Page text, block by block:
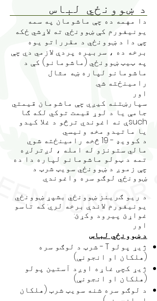
د ښوونځي لباس
دا مهمه ده چې ماشومان په سمه
یونیفورم کې ښوونځي ته لاړشي ځکه
چې دا د ښوونځي د مقرراتو یوه
برخه ده ، سربیره پردې لازمي دي چې
په ټیټ ښوونځي (ماشومانو) کې د
ماشومانو لپاره ښه مثال
رامینځته شي.
اور
سپارښتنه کیږي چې ماشومان قیمتي
جامې یا د لوړ قیمت توکي لکه ګا
suchې نه اغوندي ترڅو د غلا کیدو
یا ماتیدو مخه ونیسي.
د کوویډ - 19 څخه رامینځته شوي
مالي ستونزو له امله ، لږترلږه
تمه د ټولو ماشومانو لپاره دا ده
چې زموږ د ښوونځي سویټ شرټ د
ښوونځي لوګو سره واغوندي.
د ریو ګرینز ښوونځي بشپړ ښوونځي
یونیفورم لاندې برخه لري: که تاسو
غواړئ پیرود وکړئ:
اور
د ښوونځي لباس
ژیړ پولو T - شرټ د لوګو سره
(هلکان او انجونې)
ژیړ کچی غاړه اوږد آستین پولو
(هلکان او انجونې)
د لوګو سره شنه سویټ شرټ (هلکان